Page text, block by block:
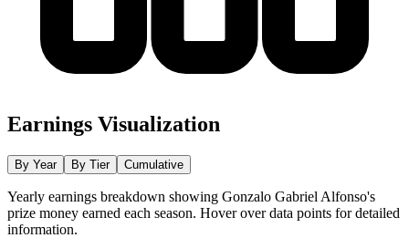
Earnings Visualization
By Year By Tier Cumulative
Yearly earnings breakdown showing Gonzalo Gabriel Alfonso's
prize money earned each season. Hover over data points for detailed
information.